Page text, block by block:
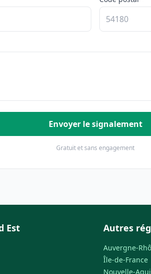
Envoyer le signalement
Gratuit et sans engagement
Est Autres
Auvergne-
Île-de-France
Nouvelle-